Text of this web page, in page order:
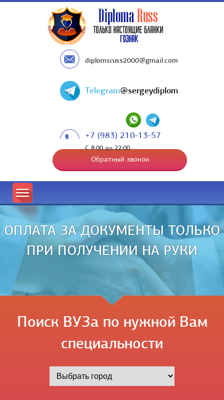
diplomsruss2000@gmail.com
Telegram@sergeydiplom
+7 (983) 210-13-57
С 8:00 до 22:00
Обратный звонок
ОПЛАТА ЗА ДОКУМЕНТЫ ТОЛЬКО
ПРИ ПОЛУЧЕНИИ НА РУКИ
Поиск ВУЗа по нужной Вам
специальности